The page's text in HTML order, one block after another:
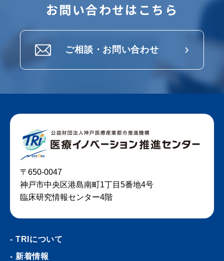
お問い合わせはこちら
ご相談・お問い合わせ
〒650-0047
神戸市中央区港島南町1丁目5番地4号
臨床研究情報センター4階
TRIについて
新着情報